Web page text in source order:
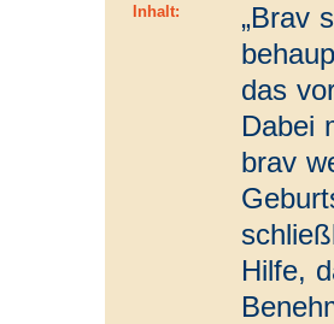
Inhalt:
„Brav
das
Dabei
brav
Hilfe,